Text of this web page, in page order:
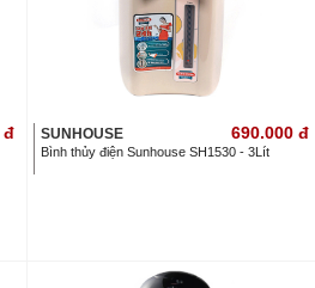
đ SUNHOUSE 690.000 đ
Bình thủy điện Sunhouse SH1530 - 3Lít